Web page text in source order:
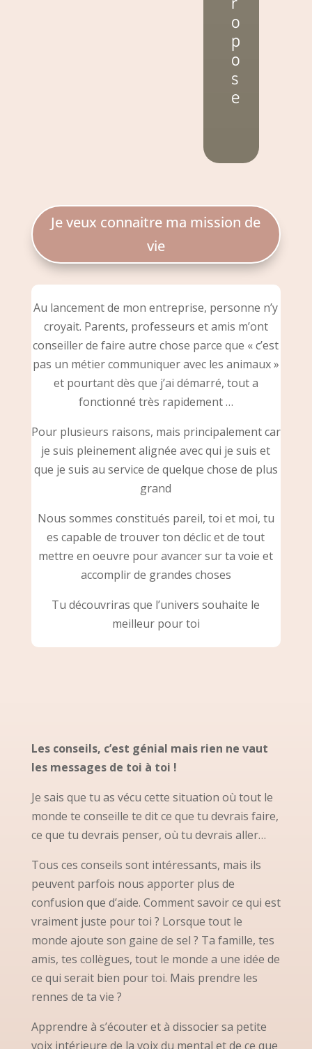
o
p
o
s
e
Je veux connaitre ma mission de
vie
Au lancement de mon entreprise, personne n’y
croyait. Parents, professeurs et amis m’ont
conseiller de faire autre chose parce que « c’est
pas un métier communiquer avec les animaux »
et pourtant dès que j’ai démarré, tout a
fonctionné très rapidement …
Pour plusieurs raisons, mais principalement car
je suis pleinement alignée avec qui je suis et
que je suis au service de quelque chose de plus
grand
Nous sommes constitués pareil, toi et moi, tu
es capable de trouver ton déclic et de tout
mettre en oeuvre pour avancer sur ta voie et
accomplir de grandes choses
Tu découvriras que l’univers souhaite le
meilleur pour toi
Les conseils, c’est génial mais rien ne vaut
les messages de toi à toi !
Je sais que tu as vécu cette situation où tout le
monde te conseille te dit ce que tu devrais faire,
ce que tu devrais penser, où tu devrais aller…
Tous ces conseils sont intéressants, mais ils
peuvent parfois nous apporter plus de
confusion que d’aide. Comment savoir ce qui est
vraiment juste pour toi ? Lorsque tout le
monde ajoute son gaine de sel ? Ta famille, tes
amis, tes collègues, tout le monde a une idée de
ce qui serait bien pour toi. Mais prendre les
rennes de ta vie ?
Apprendre à s’écouter et à dissocier sa petite
voix intérieure de la voix du mental et de ce que